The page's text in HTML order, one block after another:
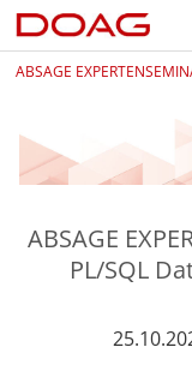
ABSAGE
ABSAGE
PL/SQL